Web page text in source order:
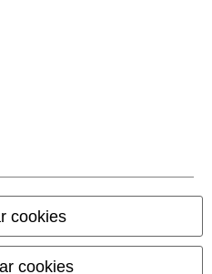
cookies
cookies
pero no losgastos de transporte
HGmbH